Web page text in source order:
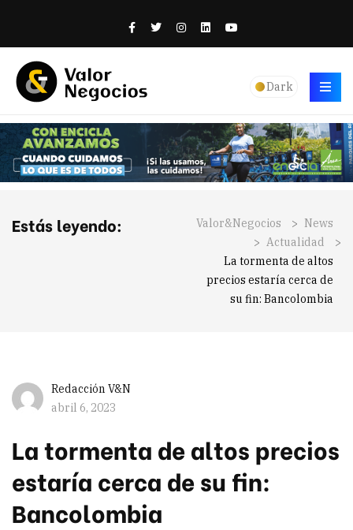
Dark
Estás leyendo: Valor&Negocios > News
> Actualidad
>
La tormenta de altos
precios estaría cerca de
su fin: Bancolombia
Redacción V&N
abril 6, 2023
La tormenta de altos precios
estaría cerca de su fin:
Bancolombia